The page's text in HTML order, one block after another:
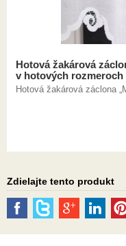
Hotová žakárová
v hotových rozmeroch
Hotová žakárová záclona
Zdielajte tento produkt